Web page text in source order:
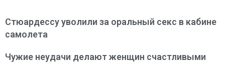
Стюардессу уволили за оральный секс в кабине
самолета
Чужие неудачи делают женщин счастливыми